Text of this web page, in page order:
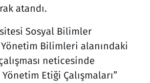
atandı.
Sosyal Bilimler
Yönetim Bilimleri alanındaki
neticesinde
Etiği Çalışmaları”